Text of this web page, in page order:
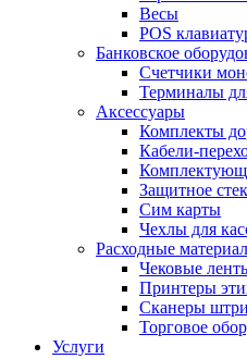
Весы
POS
Банковское
Счетчики
Терминалы
Аксессуары
Комплекты
Кабели-
Защитное
Сим карты
Чехлы для
Расходные
Чековые
Принтеры
Сканеры
Торговое
Услуги